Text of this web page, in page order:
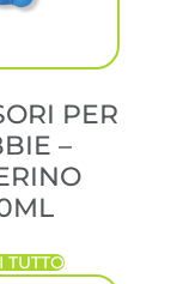
PER
–
TUTTO